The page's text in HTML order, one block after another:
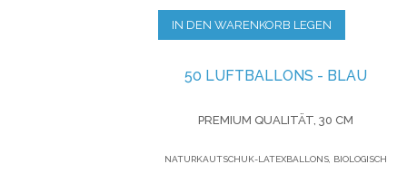
IN DEN WARENKORB LEGEN
50 LUFTBALLONS - BLAU
PREMIUM QUALITÄT, 30 CM
NATURKAUTSCHUK-LATEXBALLONS, BIOLOGISCH